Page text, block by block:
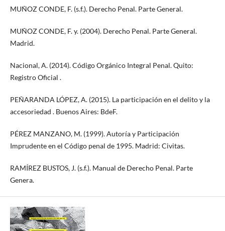
MUÑOZ CONDE, F. (s.f.). Derecho Penal. Parte General.
MUÑOZ CONDE, F. y. (2004). Derecho Penal. Parte General.
Madrid.
Nacional, A. (2014). Código Orgánico Integral Penal. Quito:
Registro Oficial .
PEÑARANDA LÓPEZ, A. (2015). La participación en el delito y la
accesoriedad . Buenos Aires: BdeF.
PÉREZ MANZANO, M. (1999). Autoría y Participación
Imprudente en el Código penal de 1995. Madrid: Civitas.
RAMÍREZ BUSTOS, J. (s.f.). Manual de Derecho Penal. Parte
Genera.